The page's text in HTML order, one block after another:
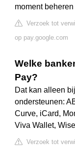
moment
Verzoek tot
op pay.google.com
Welke
Pay?
Dat kan alleen
ondersteunen:
Curve, iCard,
Viva Wallet,
Verzoek tot